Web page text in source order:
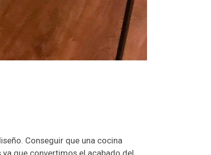
Conseguir que una cocina